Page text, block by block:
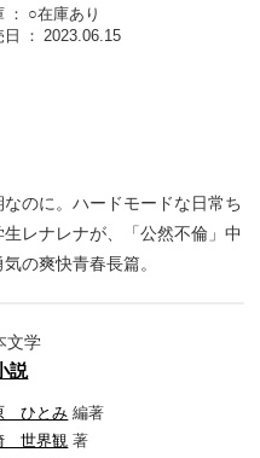
○在庫あり
日
2023.06.15
のに。ハードモードな日常ち
レナレナが、「公然不倫」中
の爽快青春長篇。
文学
説
ひとみ 編著
世界観 著